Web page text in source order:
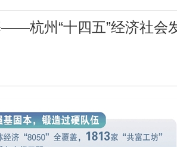
杭州“十四五”经济社会